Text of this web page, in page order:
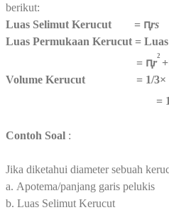
berikut:
Luas Selimut Kerucut = ԥrs
Luas Permukaan Kerucut =
= ԥr
2
+
Volume Kerucut = 1/3× (
= 1/3
Contoh Soal :
Jika diketahui diameter sebuah
a. Apotema/panjang garis pelukis
b. Luas Selimut Kerucut